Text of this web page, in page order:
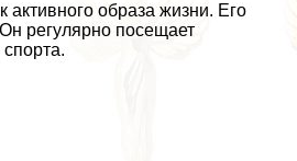
активного образа жизни. Его
регулярно посещает